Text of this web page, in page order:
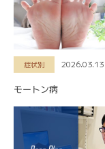
症状別 2026.03.13
モートン病